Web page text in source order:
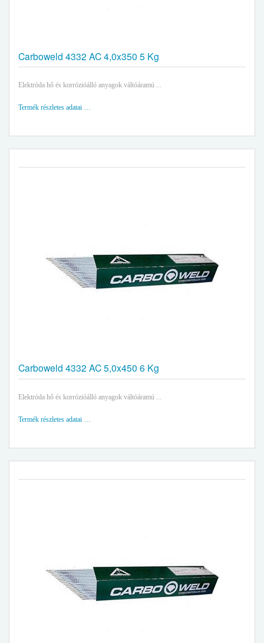
Carboweld 4332 AC 4,0x350 5 Kg
Elektróda hő és korrózióálló anyagok váltóáramú ...
Termék részletes adatai …
Carboweld 4332 AC 5,0x450 6 Kg
Elektróda hő és korrózióálló anyagok váltóáramú ...
Termék részletes adatai …